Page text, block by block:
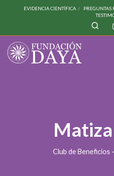
EVIDENCIA CIENTÍFICA PREGUNTAS
Club de Beneficios